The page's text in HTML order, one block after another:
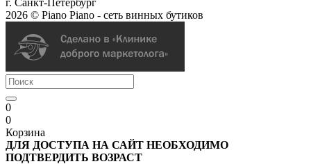
2026 © Piano Piano - сеть винных бутиков
0
0
Корзина
ДЛЯ ДОСТУПА НА САЙТ НЕОБХОДИМО
ПОДТВЕРДИТЬ ВОЗРАСТ